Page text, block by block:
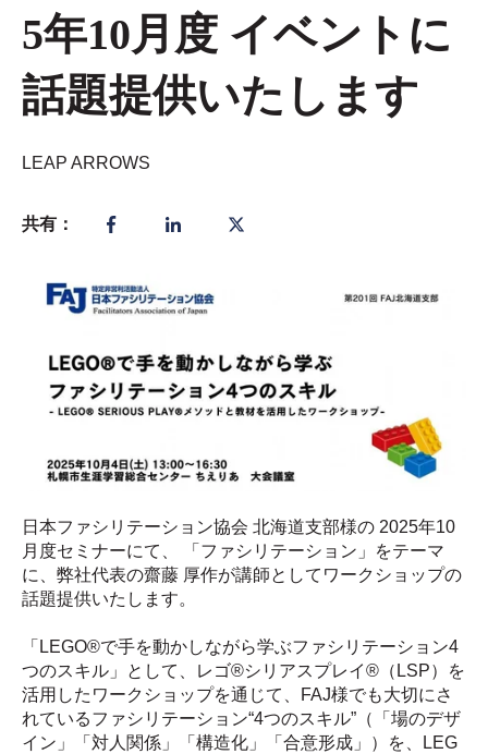
5年10月度 イベントに
話題提供いたします
LEAP ARROWS
共有：
日本ファシリテーション協会 北海道支部様の 2025年10
月度セミナーにて、 「ファシリテーション」をテーマ
に、弊社代表の齋藤 厚作が講師としてワークショップの
話題提供いたします。
「LEGO®で手を動かしながら学ぶファシリテーション4
つのスキル」として、レゴ®シリアスプレイ®（LSP）を
活用したワークショップを通じて、
FAJ様でも大切にさ
れているファシリテーション“4つのスキル”（「場のデザ
イン」「対人関係」「構造化」「合意形成」）を、LEG